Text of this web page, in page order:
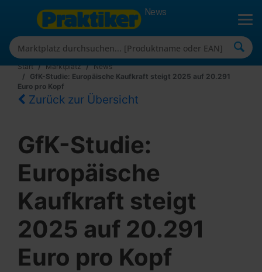
News
Start Marktplatz
News
GfK-Studie: Europäische Kaufkraft steigt 2025 auf 20.291
Euro pro Kopf
Zurück zur Übersicht
GfK-Studie:
Europäische
Kaufkraft steigt
2025 auf 20.291
Euro pro Kopf